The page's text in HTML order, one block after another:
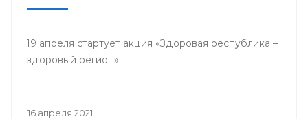
19 апреля стартует акция «Здоровая республика –
здоровый регион»
16 апреля 2021